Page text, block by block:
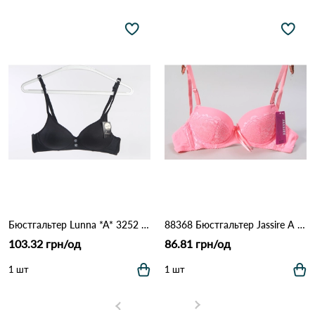
Бюстгальтер Lunna *A* 3252 15.3 Черный
103.32 грн/од
1 шт
88368 Бюстгальтер Jassire A 13.4 Розовый
86.81 грн/од
1 шт